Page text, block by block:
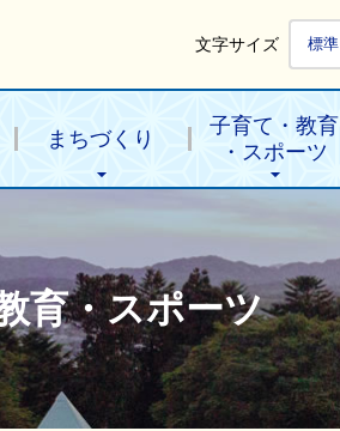
文字サイズ 標準
まちづくり
子育て・教育
・スポーツ
育・スポーツ